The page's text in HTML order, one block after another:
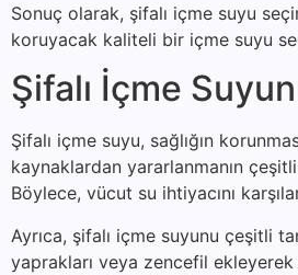
Sonuç olarak, şifalı içme suyu
koruyacak kaliteli bir içme suyu
Şifalı İçme
Şifalı içme suyu, sağlığın
kaynaklardan yararlanmanın
Böylece, vücut su ihtiyacını
Ayrıca, şifalı içme suyunu çeşitli
yaprakları veya zencefil ekleyerek